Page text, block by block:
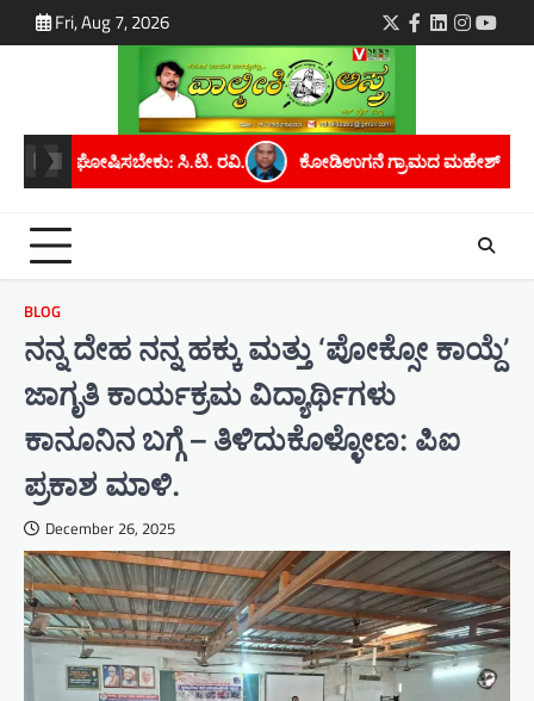
to
Fri, Aug 7, 2026 Twitter
Facebook
LinkedIn
ಕೋಡಿಉಗನೆ ಗ್ರಾಮದ ಮಹೇಶ್ ಕೆ. ಅವರಿಗೆ ಮೈಸೂರು
BLOG
ನನ್ನ ದೇಹ ನನ್ನ ಹಕ್ಕು ಮತ್ತು ‘ಪೋಕ್ಸೋ ಕಾಯ್ದೆ’
ಜಾಗೃತಿ ಕಾರ್ಯಕ್ರಮ ವಿದ್ಯಾರ್ಥಿಗಳು
ಕಾನೂನಿನ ಬಗ್ಗೆ – ತಿಳಿದುಕೊಳ್ಳೋಣ: ಪಿಐ
ಪ್ರಕಾಶ ಮಾಳಿ.
December 26, 2025